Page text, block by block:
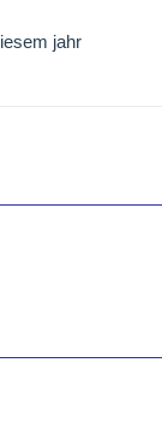
jahr